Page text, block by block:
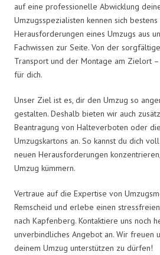
auf eine professionelle Abwicklung
Umzugsspezialisten kennen sich
Herausforderungen eines Umzugs aus
Fachwissen zur Seite. Von der
Transport und der Montage am Zielort
für dich.
Unser Ziel ist es, dir den Umzug so
gestalten. Deshalb bieten wir auch
Beantragung von Halteverboten oder
Umzugskartons an. So kannst du dich
neuen Herausforderungen
Umzug kümmern.
Vertraue auf die Expertise von
Remscheid und erlebe einen
nach Kapfenberg. Kontaktiere uns noch
unverbindliches Angebot an. Wir freuen
deinem Umzug unterstützen zu dürfen!